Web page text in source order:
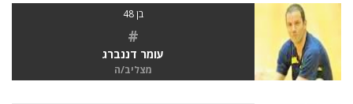
בן 48
#
עומר דננברג
מצליב/ה